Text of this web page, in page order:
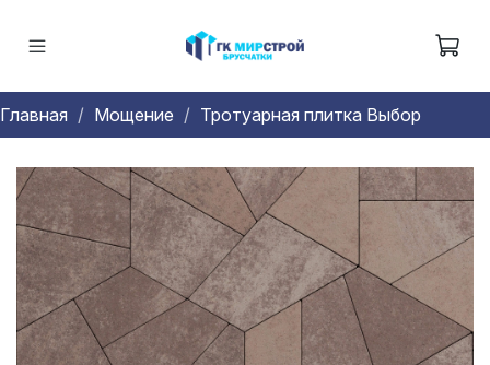
Главная Мощение Тротуарная плитка Выбор